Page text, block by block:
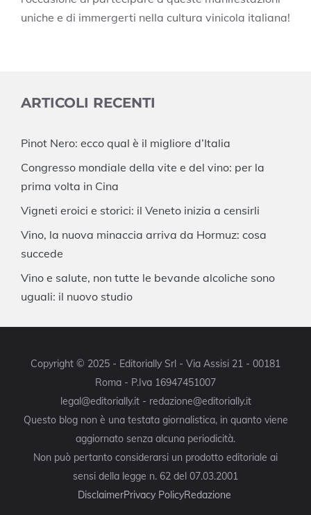
uniche e di immergerti nella cultura vinicola italiana!
ARTICOLI RECENTI
Pinot Nero: ecco qual è il migliore d’Italia
Congresso mondiale della vite e del vino: per la
prima volta in Cina
Vigneti eroici e storici: il Veneto inizia a censirli
Vino, la nuova minaccia arriva da Hormuz: cosa
succede
Vino e salute, non tutte le bevande alcoliche sono
uguali: il nuovo studio
Copyright © 2025 - Editorially Srl - Via Assisi 21 - 00181
Roma - P.Iva 16947451007
legal@editorially.it - redazione@editorially.it
Questo blog non è una testata giornalistica, in quanto viene
aggiornato senza alcuna periodicità.
Non può pertanto considerarsi un prodotto editoriale ai
sensi della legge n. 62 del 07.03.2001
DisclaimerPrivacy PolicyRedazione